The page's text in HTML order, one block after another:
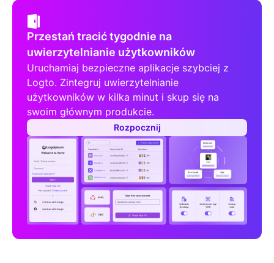
Przestań tracić tygodnie na
uwierzytelnianie użytkowników
Uruchamiaj bezpieczne aplikacje szybciej z
Logto. Zintegruj uwierzytelnianie
użytkowników w kilka minut i skup się na
swoim głównym produkcie.
Rozpocznij